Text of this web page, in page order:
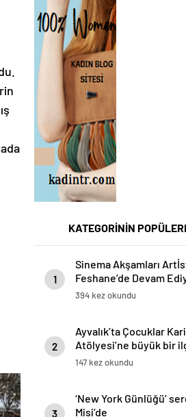
KATEGORİNİN
1
Sinema Akşamları
Feshane’de Devam
394 kez okundu
2
Ayvalık’ta Çocuklar
Atölyesi’ne büyük bir
gösterdi
147 kez okundu
3
‘New York Günlüğü’
Misi’de